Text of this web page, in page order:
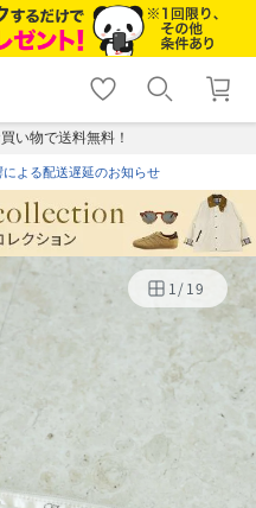
shopping_cart lock_outline
ログイン
い物で送料無料！
よる配送遅延のお知らせ
1/19